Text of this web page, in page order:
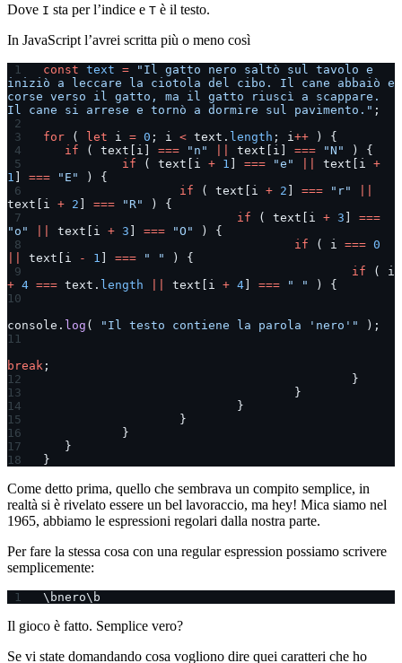
Dove I sta per l’indice e T è il testo.
In JavaScript l’avrei scritta più o meno così
const text = "Il gatto nero saltò sul tavolo e
iniziò a leccare la ciotola del cibo. Il cane abbaiò e
corse verso il gatto, ma il gatto riuscì a scappare.
Il cane si arrese e tornò a dormire sul pavimento." ;
for ( let i = 0 ; i < text. length ; i ++ ) {
	if
( text[i] === "n" text[i] === "N"
) {
		if
( text[i + 1 === "e" text[i +
1
=== "E"
) {
			if
( text[i + 2 === "r"
text[i + 2 === "R"
) {
				if
( text[i + 3
===
"o"
text[i + 3 === "O"
) {
					if
( i === 0
text[i - 1 === " "
) {
						if
+ 4 === text. length text[i + 4 === " " ) {
console. log ( "Il testo contiene la parola 'nero'" );
break ;
						}
					}
				}
			}
		}
	}
}
Come detto prima, quello che sembrava un compito semplice, in
realtà si è rivelato essere un bel lavoraccio, ma hey! Mica siamo nel
1965, abbiamo le espressioni regolari dalla nostra parte.
Per fare la stessa cosa con una regular espression possiamo scrivere
semplicemente:
\bnero\b
Il gioco è fatto. Semplice vero?
Se vi state domandando cosa vogliono dire quei caratteri che ho